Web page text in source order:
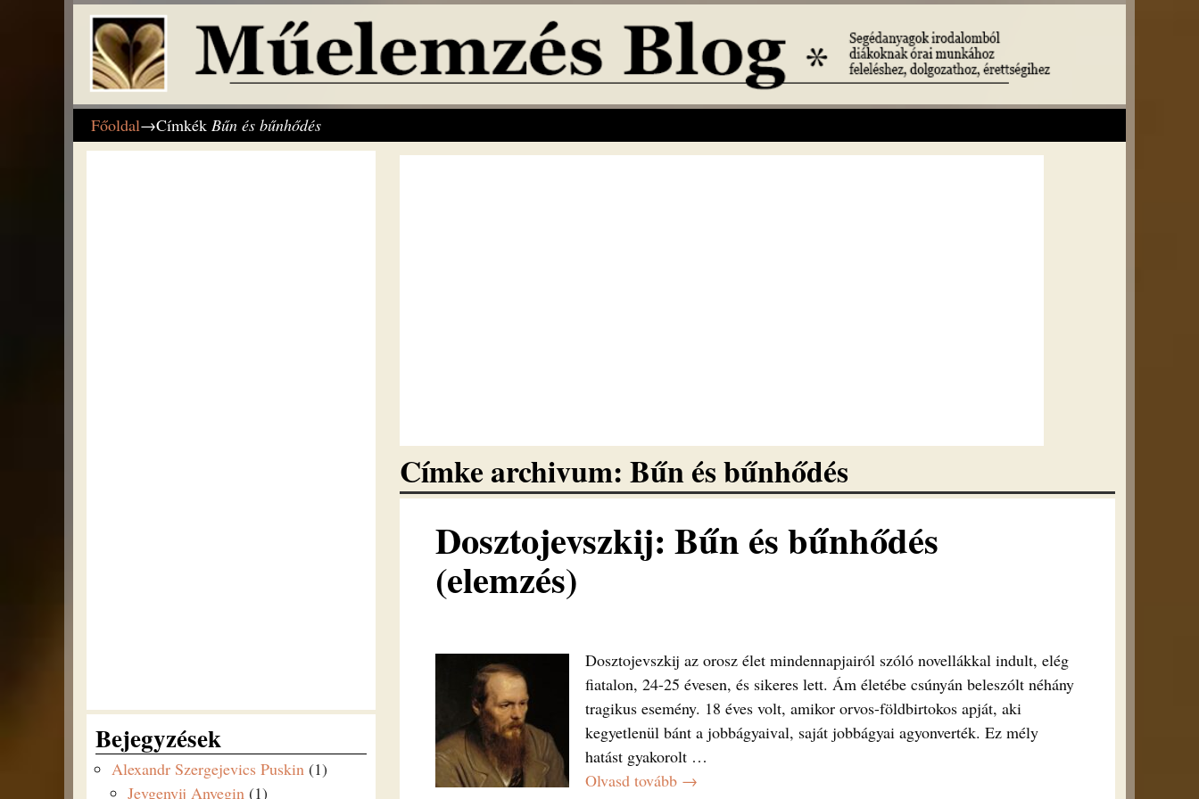
Főoldal→Címkék Bűn és bűnhődés
Címke archivum: Bűn és bűnhődés
Dosztojevszkij: Bűn és bűnhődés
(elemzés)
Dosztojevszkij az orosz élet mindennapjairól szóló novellákkal indult, elég
fiatalon, 24-25 évesen, és sikeres lett. Ám életébe csúnyán beleszólt néhány
tragikus esemény. 18 éves volt, amikor orvos-földbirtokos apját, aki
kegyetlenül bánt a jobbágyaival, saját jobbágyai agyonverték. Ez mély
hatást gyakorolt …
Olvasd tovább →
Bejegyzések
Alexandr Szergejevics Puskin (1)
Jevgenyij Anyegin (1)